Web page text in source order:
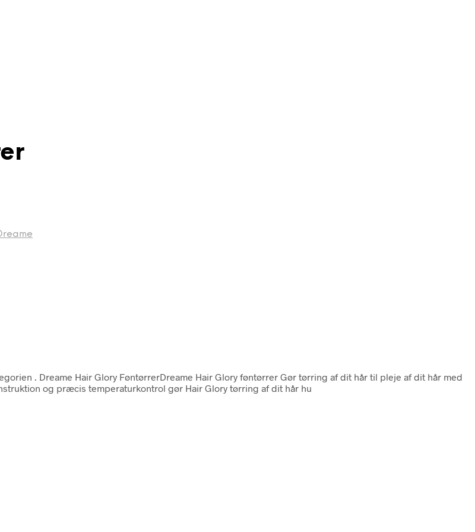
. Dreame Hair Glory FøntørrerDreame Hair Glory føntørrer Gør tørring af dit hår til pleje af dit hår med
og præcis temperaturkontrol gør Hair Glory tørring af dit hår hu